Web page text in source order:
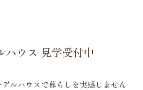
ハウス 見学受付中
ルハウスで暮らしを実感しません